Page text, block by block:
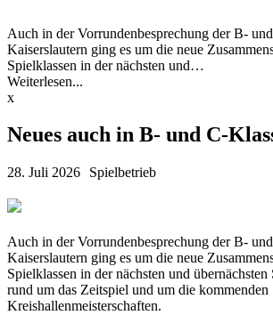
Auch in der Vorrundenbesprechung der B-
Kaiserslautern ging es um die neue
Spielklassen in der nächsten und…
Weiterlesen...
x
Neues auch in B- und C-
28. Juli 2026 Spielbetrieb
Auch in der Vorrundenbesprechung der B-
Kaiserslautern ging es um die neue
Spielklassen in der nächsten und übernächsten
rund um das Zeitspiel und um die kommenden
Kreishallenmeisterschaften.